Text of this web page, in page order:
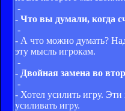
-
- Что вы думали, когда
-
- А что можно думать?
эту мысль игрокам.
-
- Двойная замена во
-
- Хотел усилить игру.
усиливать игру.